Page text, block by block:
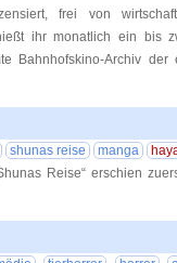
frei von
ihr monatlich ein bis
Bahnhofskino-Archiv
shunas reise manga
Reise“ erschien